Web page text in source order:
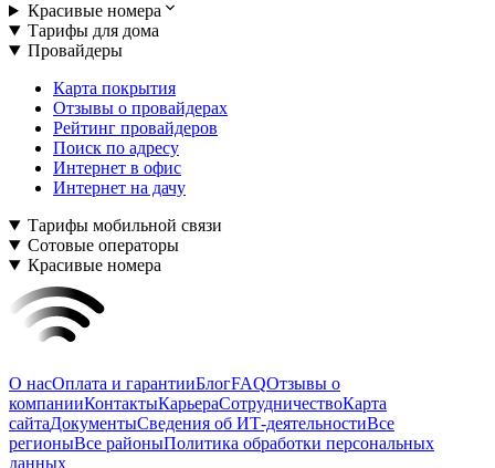
Красивые номера
Тарифы для дома
Провайдеры
Карта покрытия
Отзывы о провайдерах
Рейтинг провайдеров
Поиск по адресу
Интернет в офис
Интернет на дачу
Тарифы мобильной связи
Сотовые операторы
Красивые номера
О насОплата и гарантииБлогFAQОтзывы о
компанииКонтактыКарьераСотрудничествоКарта
сайтаДокументыСведения об ИТ-деятельностиВсе
регионыВсе районыПолитика обработки персональных
данных